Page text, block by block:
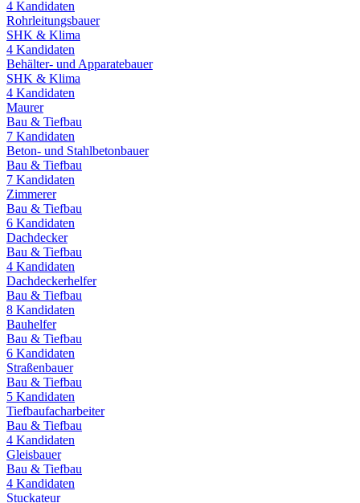
4 Kandidaten
Rohrleitungsbauer
SHK & Klima
4 Kandidaten
Behälter- und Apparatebauer
SHK & Klima
4 Kandidaten
Maurer
Bau & Tiefbau
7 Kandidaten
Beton- und Stahlbetonbauer
Bau & Tiefbau
7 Kandidaten
Zimmerer
Bau & Tiefbau
6 Kandidaten
Dachdecker
Bau & Tiefbau
4 Kandidaten
Dachdeckerhelfer
Bau & Tiefbau
8 Kandidaten
Bauhelfer
Bau & Tiefbau
6 Kandidaten
Straßenbauer
Bau & Tiefbau
5 Kandidaten
Tiefbaufacharbeiter
Bau & Tiefbau
4 Kandidaten
Gleisbauer
Bau & Tiefbau
4 Kandidaten
Stuckateur